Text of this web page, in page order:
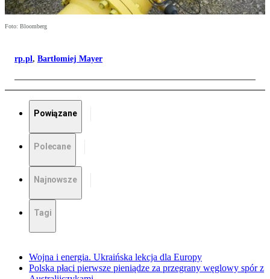
Foto: Bloomberg
rp.pl, Bartłomiej Mayer
Powiązane
Polecane
Najnowsze
Tagi
Wojna i energia. Ukraińska lekcja dla Europy
Polska płaci pierwsze pieniądze za przegrany węglowy spór z